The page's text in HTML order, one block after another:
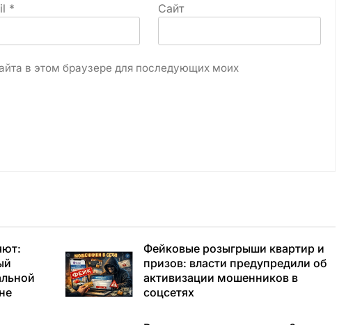
* Сайт
в этом браузере для последующих моих
Фейковые розыгрыши квартир и
призов: власти предупредили об
активизации мошенников в
соцсетях